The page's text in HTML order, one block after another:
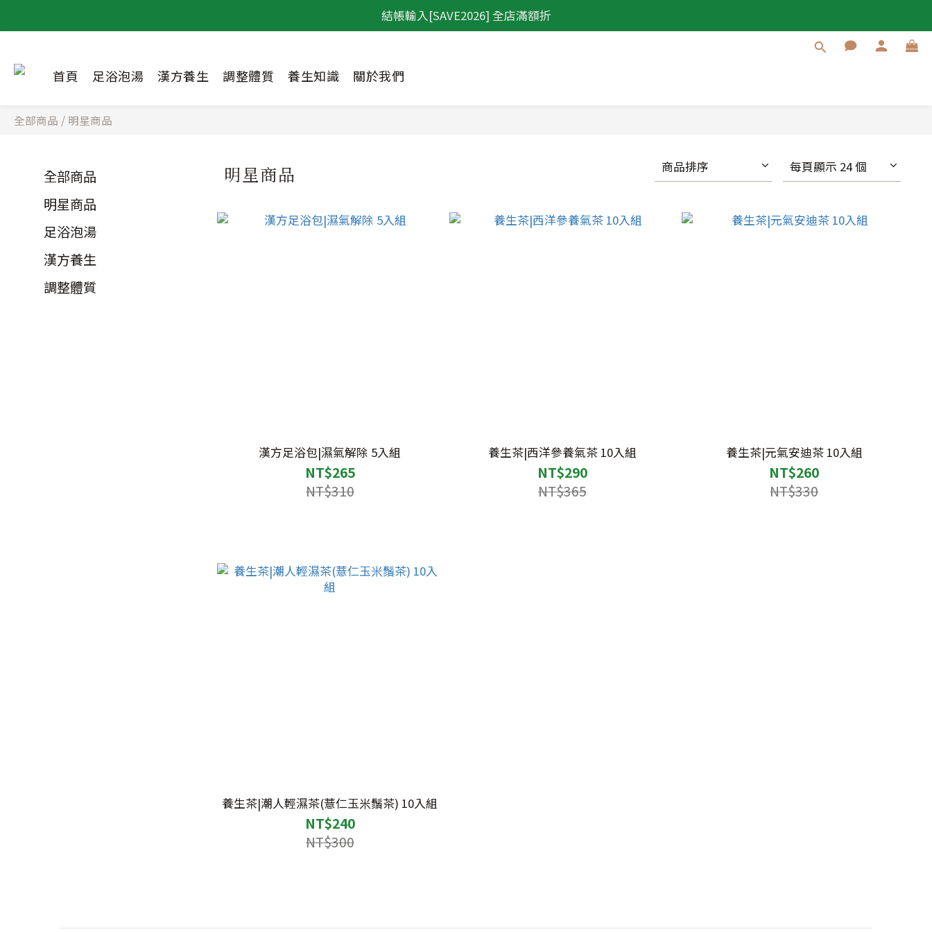
結帳輸入[SAVE2026] 全店滿額折
首頁 足浴泡湯 漢方養生 調整體質 養生知識 關於我們
全部商品 / 明星商品
全部商品
明星商品
足浴泡湯
漢方養生
調整體質
明星商品 商品排序 每頁顯示 24 個
漢方足浴包|濕氣解除 5入組
NT$265
NT$310
養生茶|西洋參養氣茶 10入組
NT$290
NT$365
養生茶|元氣安迪茶 10入組
NT$260
NT$330
養生茶|潮人輕濕茶(薏仁玉米鬚茶) 10入組
NT$240
NT$300